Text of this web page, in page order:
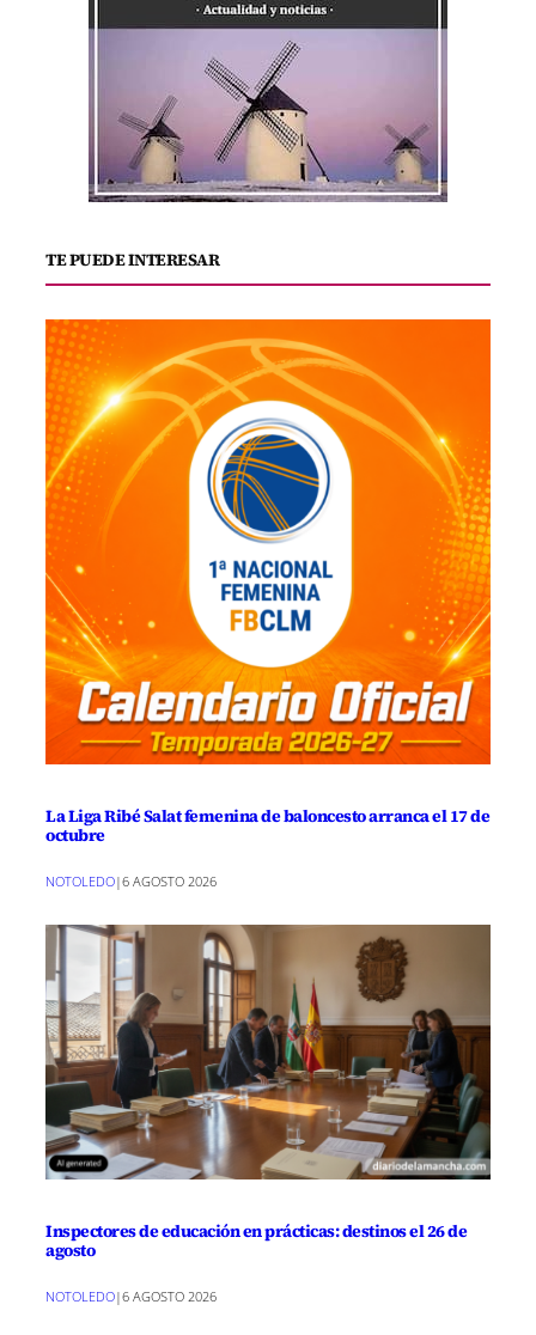
TE PUEDE INTERESAR
La Liga Ribé Salat femenina de baloncesto arranca el 17 de
octubre
NOTOLEDO|6 AGOSTO 2026
Inspectores de educación en prácticas: destinos el 26 de
agosto
NOTOLEDO|6 AGOSTO 2026